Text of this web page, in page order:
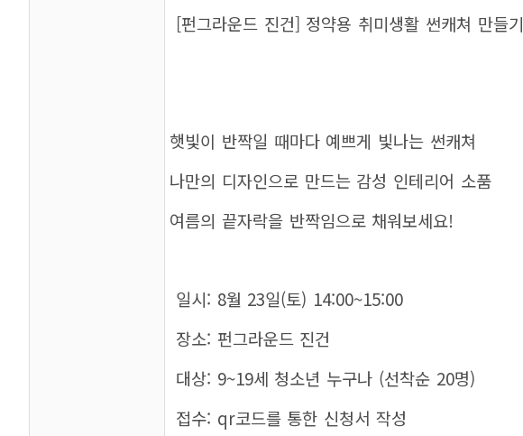
[펀그라운드 진건] 정약용 취미생활 썬캐쳐 만들기
햇빛이 반짝일 때마다 예쁘게 빛나는 썬캐쳐
나만의 디자인으로 만드는 감성 인테리어 소품
여름의 끝자락을 반짝임으로 채워보세요!
일시: 8월 23일(토) 14:00~15:00
장소: 펀그라운드 진건
대상: 9~19세 청소년 누구나 (선착순 20명)
접수: qr코드를 통한 신청서 작성